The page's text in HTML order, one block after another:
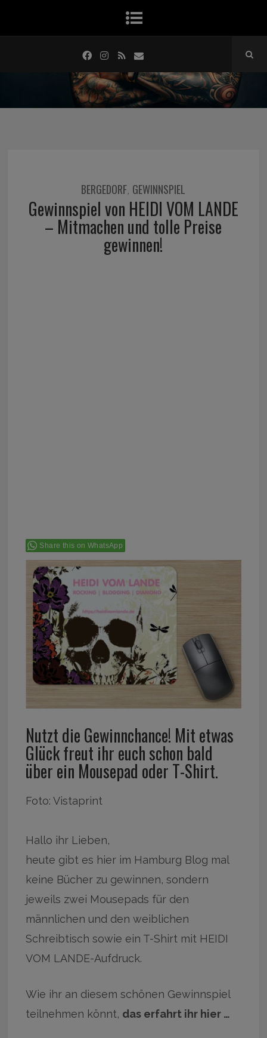
BERGEDORF, GEWINNSPIEL
Gewinnspiel von HEIDI VOM LANDE
– Mitmachen und tolle Preise
gewinnen!
Share this on WhatsApp
Nutzt die Gewinnchance! Mit etwas
Glück freut ihr euch schon bald
über ein Mousepad oder T-Shirt.
Foto: Vistaprint
Hallo ihr Lieben,
heute gibt es hier im Hamburg Blog mal
keine Bücher zu gewinnen, sondern
jeweils zwei Mousepads für den
männlichen und den weiblichen
Schreibtisch sowie ein T-Shirt mit HEIDI
VOM LANDE-Aufdruck.
Wie ihr an diesem schönen Gewinnspiel
teilnehmen könnt, das erfahrt ihr hier …